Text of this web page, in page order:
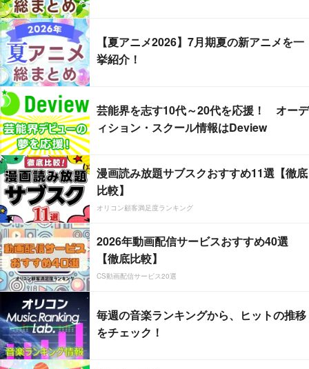
【夏アニメ2026】7月期夏の新アニメを一
挙紹介！
芸能界を志す10代～20代を応援！ オーデ
ィション・スクール情報はDeview
漫画読み放題サブスクおすすめ11選【徹底
比較】
オリコン顧客満足度ランキング
2026年動画配信サービスおすすめ40選
【徹底比較】
CS動画配信サービス20選
毎週の音楽ランキングから、ヒットの推移
をチェック！